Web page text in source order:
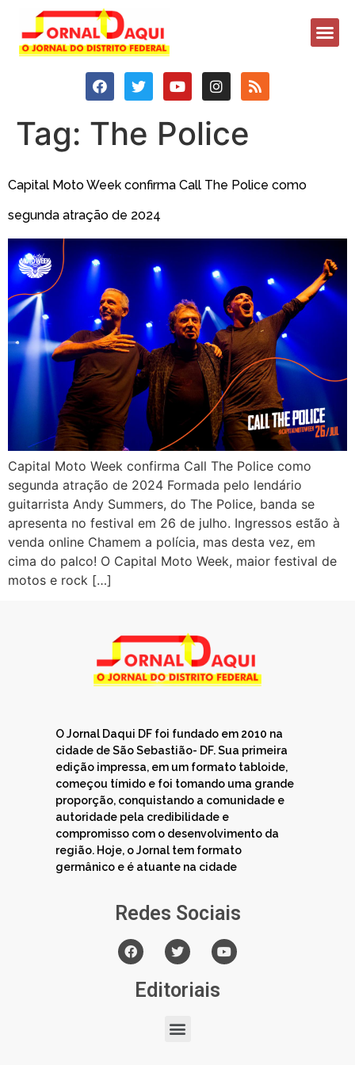
Tag: The Police
Capital Moto Week confirma Call The Police como
segunda atração de 2024
Capital Moto Week confirma Call The Police como
segunda atração de 2024 Formada pelo lendário
guitarrista Andy Summers, do The Police, banda se
apresenta no festival em 26 de julho. Ingressos estão à
venda online Chamem a polícia, mas desta vez, em
cima do palco! O Capital Moto Week, maior festival de
motos e rock […]
O Jornal Daqui DF foi fundado em 2010 na
cidade de São Sebastião- DF. Sua primeira
edição impressa, em um formato tabloide,
começou tímido e foi tomando uma grande
proporção, conquistando a comunidade e
autoridade pela credibilidade e
compromisso com o desenvolvimento da
região. Hoje, o Jornal tem formato
germânico e é atuante na cidade
Redes Sociais
Editoriais